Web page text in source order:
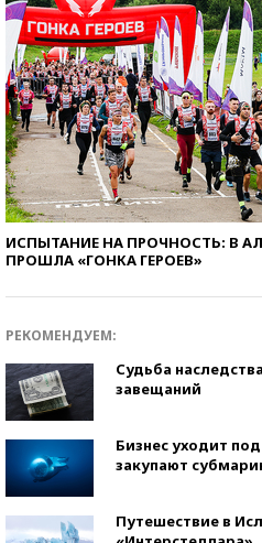
ИСПЫТАНИЕ НА ПРОЧНОСТЬ: В
ПРОШЛА «ГОНКА ГЕРОЕВ»
РЕКОМЕНДУЕМ:
Судьба
завещаний
Бизнес уходит
закупают
Путешествие в